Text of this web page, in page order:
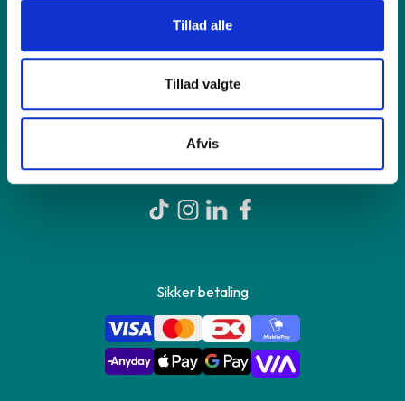
Tillad alle
Tillad valgte
Afvis
Sikker betaling